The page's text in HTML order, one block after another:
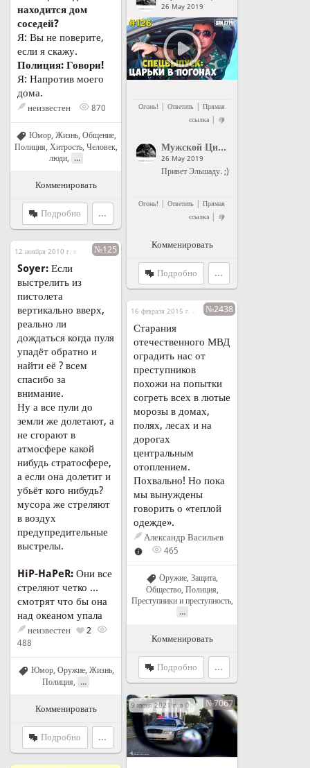
26 May 2019
Огонь! | Ответить | Прямая
ссылка |
Мужской Цитатник Рунета
26 May 2019
Привет Эльшаду. ;)
Огонь! | Ответить | Прямая
ссылка |
Комменировать
Подробно ...
находится дом
соседей?
Я: Вы не поверите,
если я скажу.
Полиция: Говори!
Я: Напротив моего
дома.
неизвестен 870
Юмор, Жизнь, Общение,
Полиция Хитрость, Человек,
люди, ...
Комменировать
Подробно ...
12 ноября 2010 г. в 11:51№125
Soyer: Если
выстрелить из
пистолета
вертикально вверх,
реально ли
дождаться когда пуля
упадёт обратно и
найти её ? всем
спасибо за
внимание.
Ну а все пули до
земли же долетают, а
не сгорают в
атмосфере какой
нибудь стратосфере,
а если она долетит и
убьёт кого нибудь?
мусора же стреляют
в воздух
предупредительные
выстрелы.
HiP-HaPeR: Они все
стреляют четко ...
смотрят что бы она
над океаном упала
неизвестен 2
488
Юмор, Оружие, Жизнь,
Полиция
...
Комменировать
Подробно ...
16 февраля 2015 г. в 23:56№2438
Старания
отечественного МВД
оградить нас от
преступников
похожи на попытки
согреть всех в лютые
морозы в домах,
полях, лесах и на
дорогах
центральным
отоплением.
Похвально! Но пока
мы вынуждены
говорить о «теплой
одежде».
Александр Васильев
465
Оружие, Защита,
Общество, Полиция
Преступники и преступность,
...
Комменировать
Подробно ...
9 июня 2021 г. в 06:16 №7067